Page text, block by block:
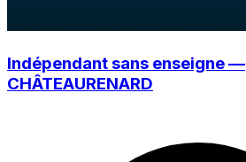
Indépendant sans enseigne —
CHÂTEAURENARD